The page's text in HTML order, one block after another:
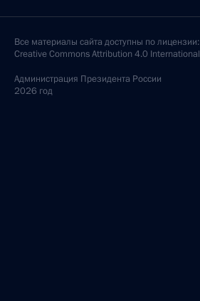
Все материалы сайта доступны по лицензии:
Creative Commons Attribution 4.0 International
Администрация Президента России
2026 год